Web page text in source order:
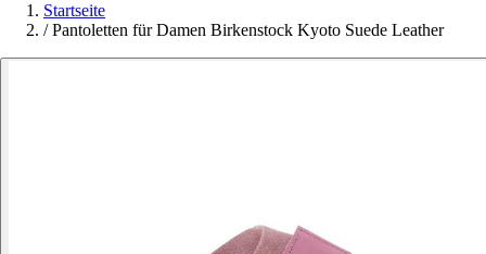
Startseite
/ Pantoletten für Damen Birkenstock Kyoto Suede Leather